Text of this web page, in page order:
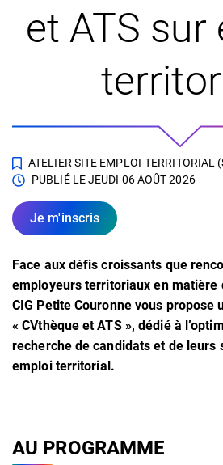
et ATS sur
ATELIER SITE EMPLOI-TERRITORIAL
PUBLIÉ LEJEUDI 06 AOÛT 2026
Je m'inscris
Face aux défis croissants que
employeurs territoriaux en matière
CIG Petite Couronne vous propose
« CVthèque et ATS », dédié à
recherche de candidats et de leurs
emploi territorial.
AU PROGRAMME